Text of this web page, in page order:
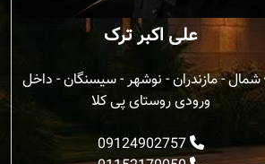
علی اکبر ترک
شمال - مازندران - نوشهر - سیسنگان - داخل
ورودی روستای پی کلا
09124902757